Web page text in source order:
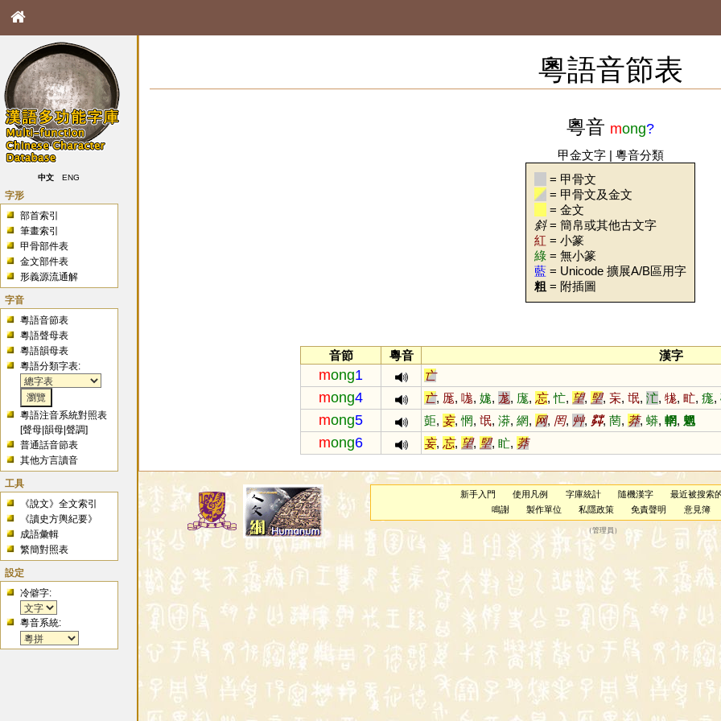
中文 ENG
字形
部首索引
筆畫索引
甲骨部件表
金文部件表
形義源流通解
字音
粵語音節表
粵語聲母表
粵語韻母表
粵語分類字表:
粵語注音系統對照表
[聲母 |韻母 |聲調]
普通話音節表
其他方言讀音
工具
《說文》全文索引
《讀史方輿紀要》
成語彙輯
繁簡對照表
設定
冷僻字:
粵音系統:
粵語音節表
粵音 mong?
甲金文字| 粵音分類
= 甲骨文
= 甲骨文及金文
= 金文
斜= 簡帛或其他古文字
紅 = 小篆
綠 = 無小篆
藍 = Unicode 擴展A/B區用字
粗 = 附插圖
音節 粵音 漢字
mong1 亡
mong4 亡, 厖, 哤, 娏, 尨, 庬, 忘,忙, 望, 朢, 杗, 氓, 汒, 牻, 甿, 痝,
mong5 壾, 妄,惘, 氓, 漭, 網, 网, 罔, 艸, 茻, 菵, 莽, 蟒, 輞, 魍
mong6 妄, 忘, 望, 朢, 盳, 莽
新手入門 使用凡例 字庫統計 隨機漢字
最近被搜索
鳴謝
製作單位 私隱政策 免責聲明 意見簿
（管理員 ）